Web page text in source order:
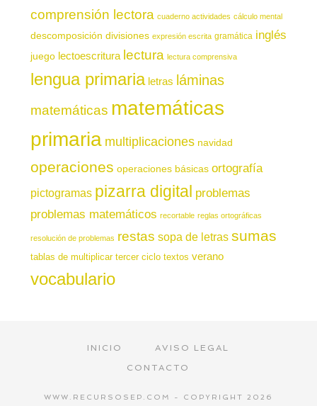
comprensión lectora cuaderno actividades cálculo mental
descomposición divisiones expresión escrita gramática inglés
juego lectoescritura lectura lectura comprensiva
lengua primaria letras láminas
matemáticas matemáticas
primaria multiplicaciones navidad
operaciones operaciones básicas ortografía
pictogramas pizarra digital problemas
problemas matemáticos recortable reglas ortográficas
resolución de problemas restas sopa de letras sumas
tablas de multiplicar tercer ciclo textos verano
vocabulario
INICIO
AVISO LEGAL
CONTACTO
WWW.RECURSOSEP.COM - COPYRIGHT 2026